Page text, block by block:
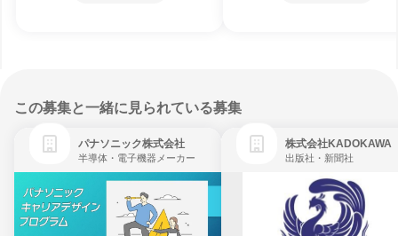
この募集と一緒に見られている募集
パナソニック株式会社
半導体・電子機器メーカー
株式会社KADOKAWA
出版社・新聞社